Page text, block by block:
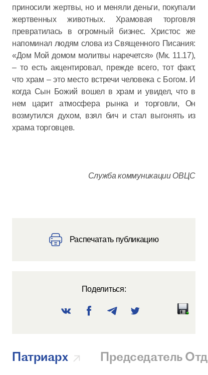
приносили жертвы, но и меняли деньги, покупали
жертвенных животных. Храмовая торговля
превратилась в огромный бизнес. Христос же
напоминал людям слова из Священного Писания:
«Дом Мой домом молитвы наречется» (Мк. 11.17),
– то есть акцентировал, прежде всего, тот факт,
что храм – это место встречи человека с Богом. И
когда Сын Божий вошел в храм и увидел, что в
нем царит атмосфера рынка и торговли, Он
возмутился духом, взял бич и стал выгонять из
храма торговцев.
Служба коммуникации ОВЦС
Распечатать публикацию
Поделиться:
Патриарх Председатель